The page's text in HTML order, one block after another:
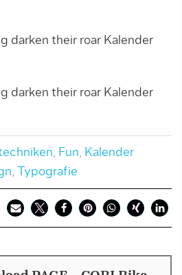
, Fun, Kalender
, Typografie